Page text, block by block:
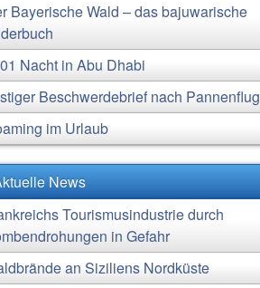
Bayerische Wald – das bajuwarische
Nacht in Abu Dhabi
Beschwerdebrief nach Pannenflug
im Urlaub
News
Tourismusindustrie durch
in Gefahr
an Siziliens Nordküste